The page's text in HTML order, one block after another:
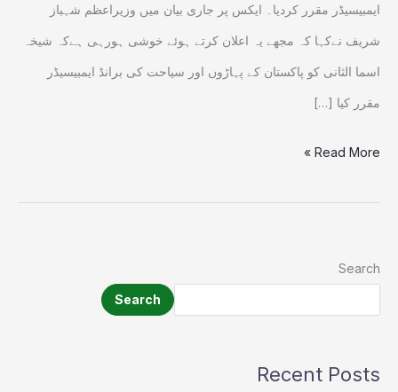
ایمبیسیڈر مقرر کردیا۔ ایکس پر جاری بیان میں وزیراعظم شہباز
شریف نےکہا کہ مجھے یہ اعلان کرتے ہوئے خوشی ہورہی ہےکہ شیخہ
اسما الثانی کو پاکستان کے پہاڑوں اور سیاحت کی برانڈ ایمبیسیڈر
مقرر کیا […]
Read More »
Search
Search
Recent Posts